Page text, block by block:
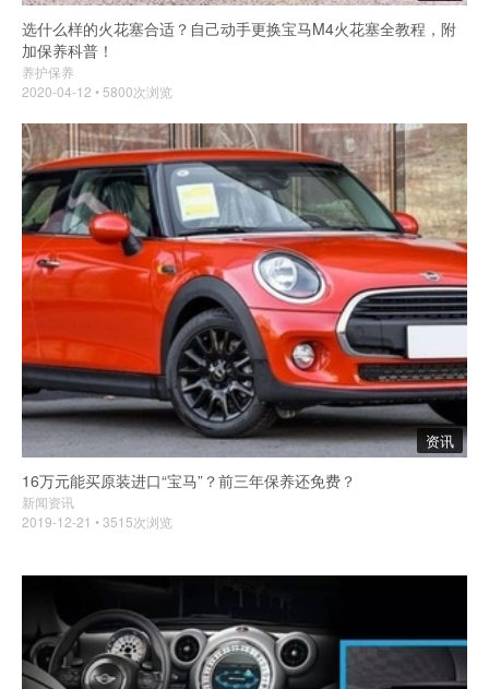
选什么样的火花塞合适？自己动手更换宝马M4火花塞全教程，附
加保养科普！
养护保养
2020-04-12 • 5800次浏览
资讯
16万元能买原装进口“宝马”？前三年保养还免费？
新闻资讯
2019-12-21 • 3515次浏览